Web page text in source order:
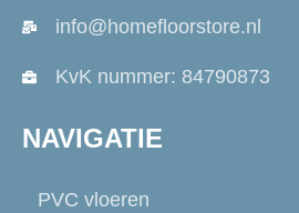
info@homefloorstore.nl
KvK nummer: 84790873
NAVIGATIE
PVC vloeren